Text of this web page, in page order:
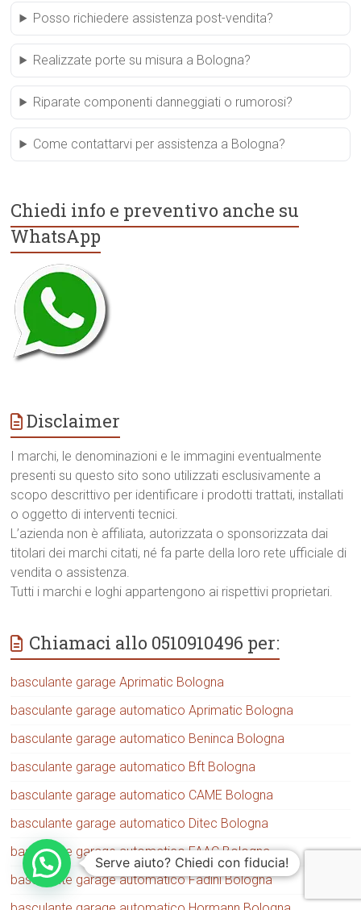
Posso richiedere assistenza post-vendita?
Realizzate porte su misura a Bologna?
Riparate componenti danneggiati o rumorosi?
Come contattarvi per assistenza a Bologna?
Chiedi info e preventivo anche su
WhatsApp
Disclaimer
I marchi, le denominazioni e le immagini eventualmente
presenti su questo sito sono utilizzati esclusivamente a
scopo descrittivo per identificare i prodotti trattati, installati
o oggetto di interventi tecnici.
L’azienda non è affiliata, autorizzata o sponsorizzata dai
titolari dei marchi citati, né fa parte della loro rete ufficiale di
vendita o assistenza.
Tutti i marchi e loghi appartengono ai rispettivi proprietari.
Chiamaci allo 0510910496 per:
basculante garage Aprimatic Bologna
basculante garage automatico Aprimatic Bologna
basculante garage automatico Beninca Bologna
basculante garage automatico Bft Bologna
basculante garage automatico CAME Bologna
basculante garage automatico Ditec Bologna
basculante garage automatico FAAC Bologna
basculante garage automatico Fadini Bologna
Serve aiuto? Chiedi con fiducia!